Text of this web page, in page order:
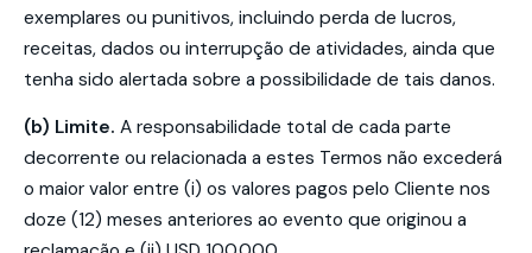
exemplares ou punitivos, incluindo perda de lucros,
receitas, dados ou interrupção de atividades, ainda que
tenha sido alertada sobre a possibilidade de tais danos.
(b) Limite. A responsabilidade total de cada parte
decorrente ou relacionada a estes Termos não excederá
o maior valor entre (i) os valores pagos pelo Cliente nos
doze (12) meses anteriores ao evento que originou a